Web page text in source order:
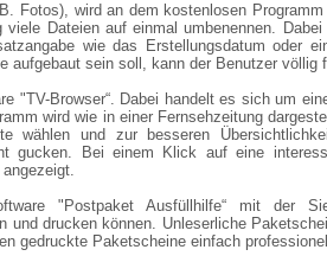
Fotos), wird an dem kostenlosen Programm
Dateien auf einmal umbenennen.
wie das Erstellungsdatum oder
aufgebaut sein soll, kann der Benutzer völlig
"TV-Browser“. Dabei handelt es sich um
wird wie in einer Fernsehzeitung
wählen und zur besseren
gucken. Bei einem Klick auf eine
"Postpaket Ausfüllhilfe“ mit der
und drucken können. Unleserliche
gedruckte Paketscheine einfach